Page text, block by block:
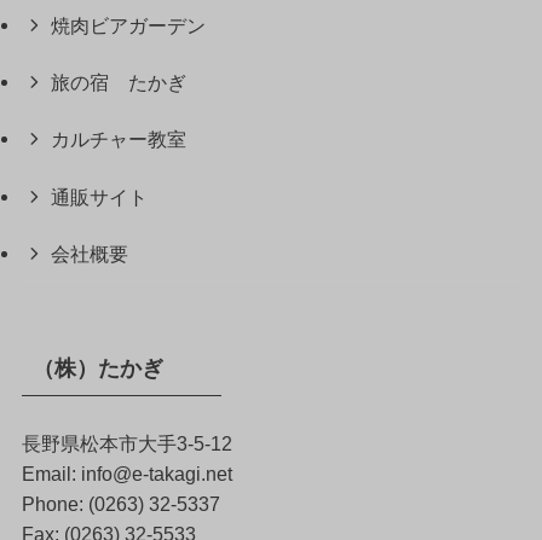
焼肉ビアガーデン
旅の宿 たかぎ
カルチャー教室
通販サイト
会社概要
（株）たかぎ
長野県松本市大手3-5-12
Email: info@e-takagi.net
Phone: (0263) 32-5337
Fax: (0263) 32-5533